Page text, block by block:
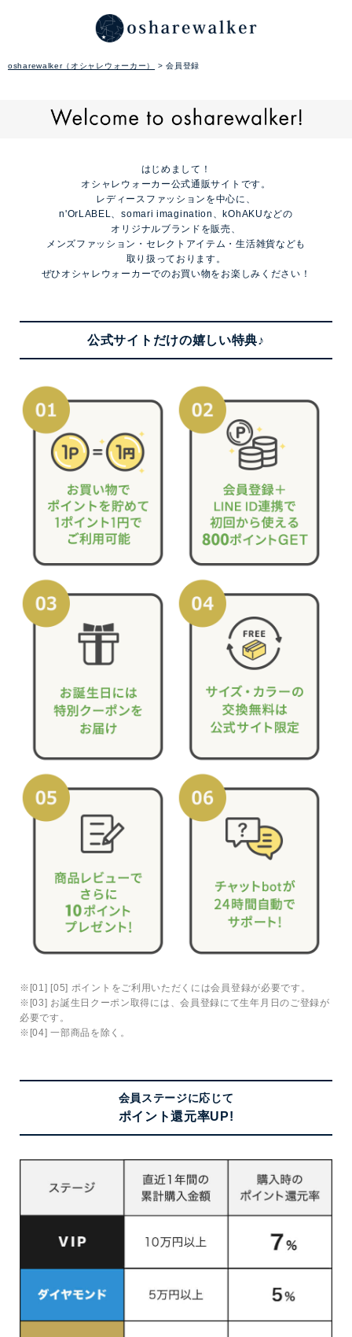
osharewalker（オシャレウォーカー） 会員登録
はじめまして！
オシャレウォーカー公式通販サイトです。
レディースファッションを中心に、
n'OrLABEL、somari imagination、kOhAKUなどの
オリジナルブランドを販売、
メンズファッション・セレクトアイテム・生活雑貨なども
取り扱っております。
ぜひオシャレウォーカーでのお買い物をお楽しみください！
公式サイトだけの嬉しい特典♪
※[01] [05] ポイントをご利用いただくには会員登録が必要です。
※[03] お誕生日クーポン取得には、会員登録にて生年月日のご登録が
必要です。
※[04] 一部商品を除く。
会員ステージに応じて
ポイント還元率UP!